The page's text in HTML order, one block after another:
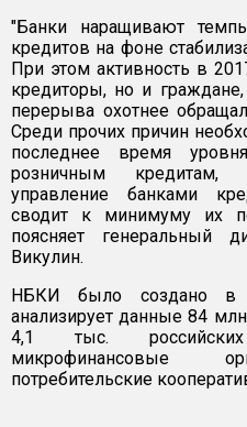
"Банки наращивают
кредитов на фоне
При этом активность в
кредиторы, но и
перерыва охотнее
Среди прочих причин
последнее время
розничным
управление банками
сводит к минимуму их
поясняет генеральный
Викулин.
НБКИ было создано в
анализирует данные 84
4,1 тыс.
микрофинансовые
потребительские